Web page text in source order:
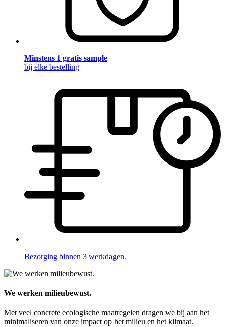
Minstens 1 gratis sample
bij elke bestelling
Bezorging binnen 3 werkdagen.
We werken milieubewust.
Met veel concrete ecologische maatregelen dragen we bij aan het
minimaliseren van onze impact op het milieu en het klimaat.